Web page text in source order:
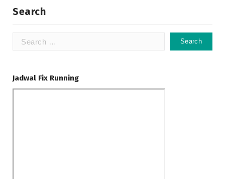
Search
Search
Jadwal Fix Running